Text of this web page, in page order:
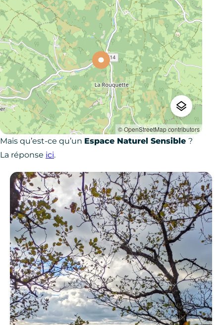
© OpenStreetMap contributors
Mais qu’est-ce qu’un Espace Naturel Sensible ?
La réponse ici.